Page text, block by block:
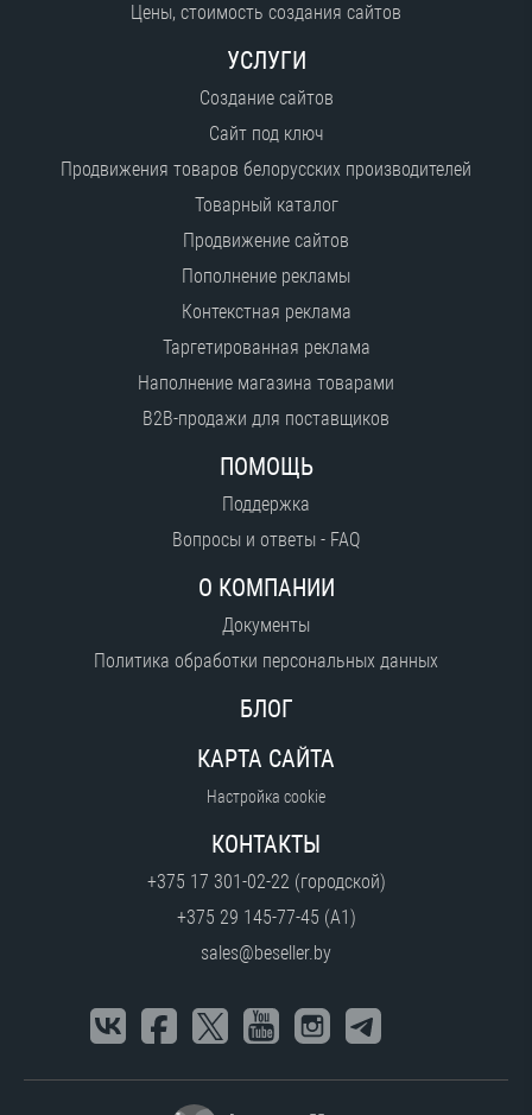
Цены, стоимость создания сайтов
УСЛУГИ
Создание сайтов
Сайт под ключ
Продвижения товаров белорусских производителей
Товарный каталог
Продвижение сайтов
Пополнение рекламы
Контекстная реклама
Таргетированная реклама
Наполнение магазина товарами
B2B-продажи для поставщиков
ПОМОЩЬ
Поддержка
Вопросы и ответы - FAQ
О КОМПАНИИ
Документы
Политика обработки персональных данных
БЛОГ
КАРТА САЙТА
Настройка cookie
КОНТАКТЫ
+375 17 301-02-22 (городской)
+375 29 145-77-45 (A1)
sales@beseller.by